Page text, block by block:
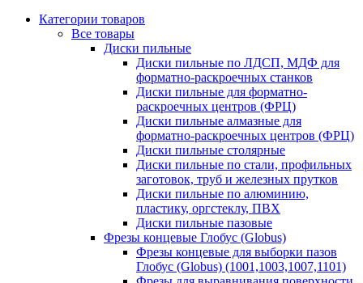
Категории товаров
Все товары
Диски пильные
Диски пильные по ЛДСП, МДФ для
форматно-раскроечных станков
Диски пильные для форматно-
раскроечных центров (ФРЦ)
Диски пильные алмазные для
форматно-раскроечных центров (ФРЦ)
Диски пильные столярные
Диски пильные по стали, профильных
заготовок, труб и железных прутков
Диски пильные по алюминию,
пластику, оргстеклу, ПВХ
Диски пильные пазовые
Фрезы концевые Глобус (Globus)
Фрезы концевые для выборки пазов
Глобус (Globus) (1001,1003,1007,1101)